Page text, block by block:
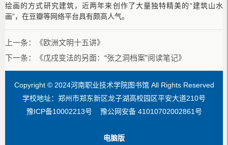
绘画的方式研究建筑，近两年来创作了大量独特精美的“建筑山水
画”，在豆瓣等网络平台具有颇高人气。
上一条：
《欧洲文明十五讲》
下一条：
《戊戌变法的另面：“张之洞档案”阅读笔记》
Copyright © 2024河南职业技术学院图书馆 All Rights Reserved
学校地址：郑州市郑东新区龙子湖高校园区平安大道210号
豫ICP备10002213号 豫公网安备 41010702002861号
电脑版